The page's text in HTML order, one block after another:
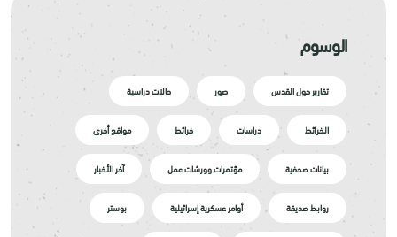
الوسوم
تقارير حول القدس صور حالات دراسية
الخرائط دراسات خرائط مواقع أخرى
بيانات صحفية مؤتمرات وورشات عمل آخر الأخبار
روابط صديقة أوامر عسكرية إسرائيلية بوستر